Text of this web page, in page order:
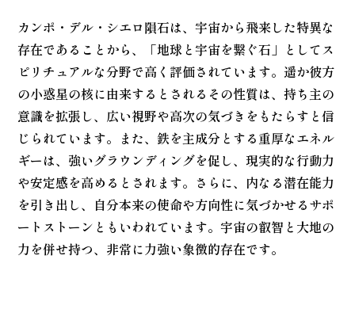
カンポ・デル・シエロ隕石は、宇宙から飛来した特異な
存在であることから、「地球と宇宙を繋ぐ石」としてス
ピリチュアルな分野で高く評価されています。遥か彼方
の小惑星の核に由来するとされるその性質は、持ち主の
意識を拡張し、広い視野や高次の気づきをもたらすと信
じられています。また、鉄を主成分とする重厚なエネル
ギーは、強いグラウンディングを促し、現実的な行動力
や安定感を高めるとされます。さらに、内なる潜在能力
を引き出し、自分本来の使命や方向性に気づかせるサポ
ートストーンともいわれています。宇宙の叡智と大地の
力を併せ持つ、非常に力強い象徴的存在です。